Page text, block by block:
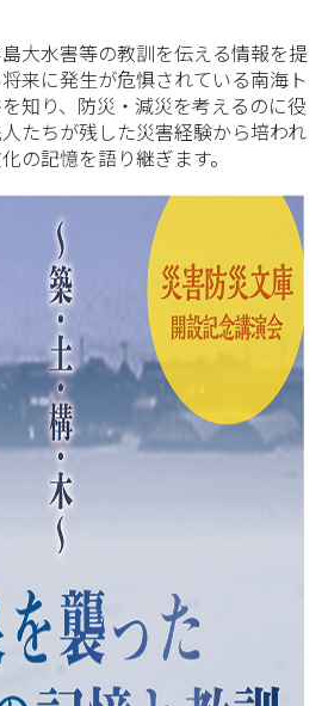
大水害等の教訓を伝える情報を提
来に発生が危惧されている南海ト
知り、防災・減災を考えるのに役
たちが残した災害経験から培われ
の記憶を語り継ぎます。